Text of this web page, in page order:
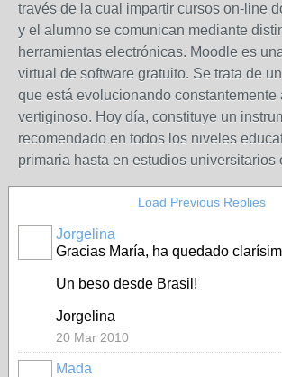
través de la cual impartir cursos on-line
y el alumno se comunican mediante
herramientas electrónicas. Moodle es
virtual de software gratuito. Se trata de
que está evolucionando constantemente
vertiginoso. Hoy día, constituye un
recomendado en todos los niveles
primaria hasta en estudios universitarios
Load Previous Replies
Jorgelina
Gracias María, ha quedado
Un beso desde Brasil!
Jorgelina
20 Mar 2010
Mada